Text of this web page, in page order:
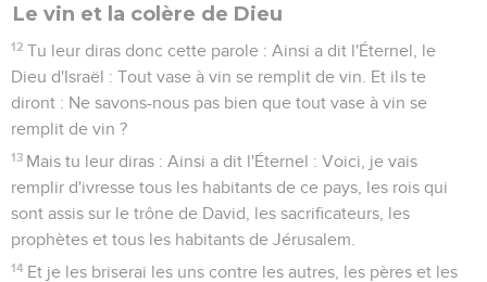
Le vin et la colère de Dieu
12 Tu leur diras donc cette parole : Ainsi a dit l'Éternel, le
Dieu d'Israël : Tout vase à vin se remplit de vin. Et ils te
diront : Ne savons-nous pas bien que tout vase à vin se
remplit de vin ?
13 Mais tu leur diras : Ainsi a dit l'Éternel : Voici, je vais
remplir d'ivresse tous les habitants de ce pays, les rois qui
sont assis sur le trône de David, les sacrificateurs, les
prophètes et tous les habitants de Jérusalem.
14 Et je les briserai les uns contre les autres, les pères et les